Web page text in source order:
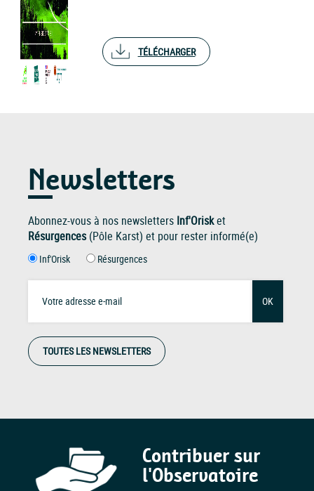
TÉLÉCHARGER
Newsletters
Abonnez-vous à nos newsletters Inf'Orisket
Résurgences(Pôle Karst) et pour rester informé(e)
Inf'Orisk Résurgences
OK
TOUTES LES NEWSLETTERS
Contribuer sur
l'Observatoire